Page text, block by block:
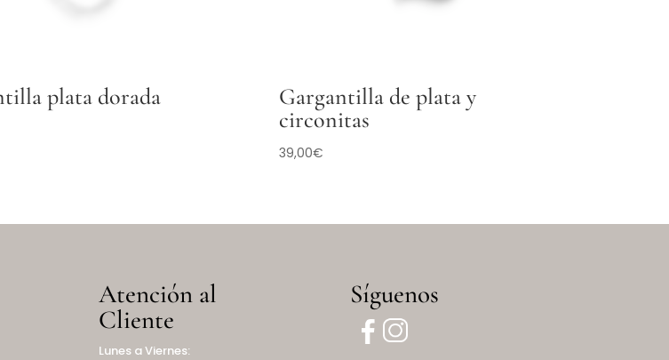
plata dorada
Gargantilla de plata y
circonitas
39,00€
Atención al
Cliente
Lunes a Viernes:
Síguenos